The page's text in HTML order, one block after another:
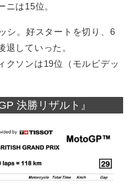
ニは15位。
シ。好スタートを切り、6
していった。
クソンは19位（モルビデッ
決勝リザルト』